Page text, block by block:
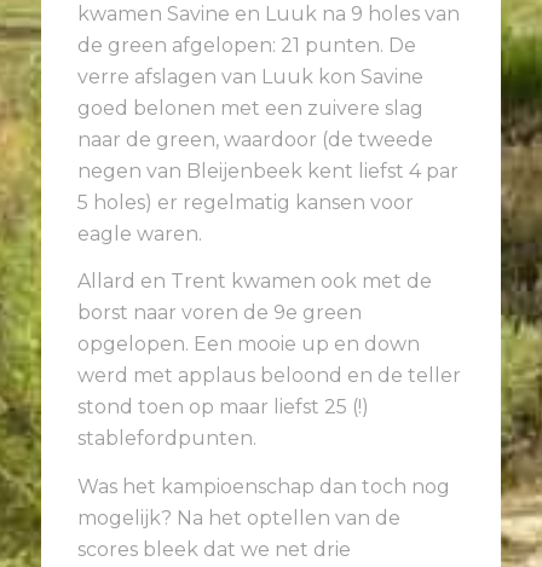
kwamen Savine en Luuk na 9 holes van
de green afgelopen: 21 punten. De
verre afslagen van Luuk kon Savine
goed belonen met een zuivere slag
naar de green, waardoor (de tweede
negen van Bleijenbeek kent liefst 4 par
5 holes) er regelmatig kansen voor
eagle waren.
Allard en Trent kwamen ook met de
borst naar voren de 9e green
opgelopen. Een mooie up en down
werd met applaus beloond en de teller
stond toen op maar liefst 25 (!)
stablefordpunten.
Was het kampioenschap dan toch nog
mogelijk? Na het optellen van de
scores bleek dat we net drie